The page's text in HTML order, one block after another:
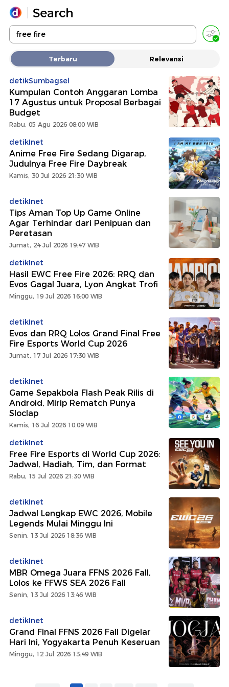
Yang sedang ramai dicari
Loading...
Promoted
Terakhir yang dicari
Terbaru Relevansi
detikSumbagsel
Kumpulan Contoh Anggaran Lomba
17 Agustus untuk Proposal Berbagai
Budget
Rabu, 05 Agu 2026 08:00 WIB
detikInet
Anime Free Fire Sedang Digarap,
Judulnya Free Fire Daybreak
Kamis, 30 Jul 2026 21:30 WIB
detikInet
Tips Aman Top Up Game Online
Agar Terhindar dari Penipuan dan
Peretasan
Jumat, 24 Jul 2026 19:47 WIB
detikInet
Hasil EWC Free Fire 2026: RRQ dan
Evos Gagal Juara, Lyon Angkat Trofi
Minggu, 19 Jul 2026 16:00 WIB
detikInet
Evos dan RRQ Lolos Grand Final Free
Fire Esports World Cup 2026
Jumat, 17 Jul 2026 17:30 WIB
detikInet
Game Sepakbola Flash Peak Rilis di
Android, Mirip Rematch Punya
Sloclap
Kamis, 16 Jul 2026 10:09 WIB
detikInet
Free Fire Esports di World Cup 2026:
Jadwal, Hadiah, Tim, dan Format
Rabu, 15 Jul 2026 21:30 WIB
detikInet
Jadwal Lengkap EWC 2026, Mobile
Legends Mulai Minggu Ini
Senin, 13 Jul 2026 18:36 WIB
detikInet
MBR Omega Juara FFNS 2026 Fall,
Lolos ke FFWS SEA 2026 Fall
Senin, 13 Jul 2026 13:46 WIB
detikInet
Grand Final FFNS 2026 Fall Digelar
Hari Ini, Yogyakarta Penuh Keseruan
Minggu, 12 Jul 2026 13:49 WIB